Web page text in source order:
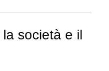
la società e il